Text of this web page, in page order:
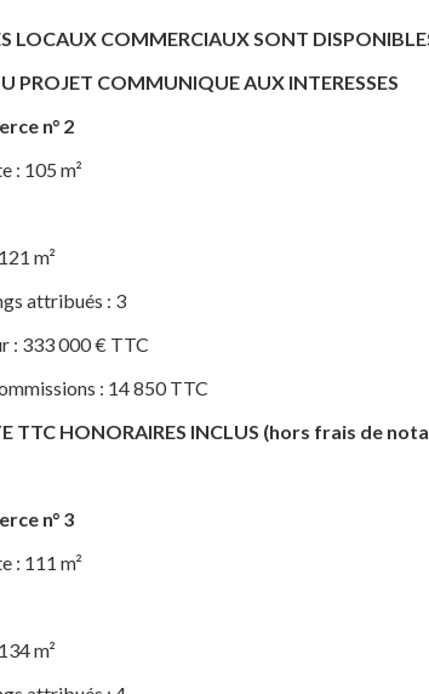
LOCAUX COMMERCIAUX SONT
PROJET COMMUNIQUE AUX INTERESSES​
n° 2
: 105 m²
m²
attribués : 3
: 333 000 € TTC
: 14 850 TTC
TTC HONORAIRES INCLUS (hors frais de
n° 3
: 111 m²
m²